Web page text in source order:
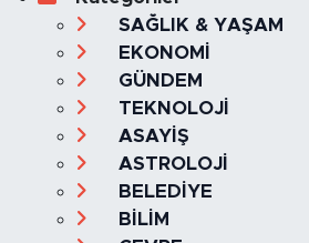
Kategoriler
SAĞLIK & YAŞAM
EKONOMİ
TEKNOLOJİ
ASAYİŞ
ASTROLOJİ
BELEDİYE